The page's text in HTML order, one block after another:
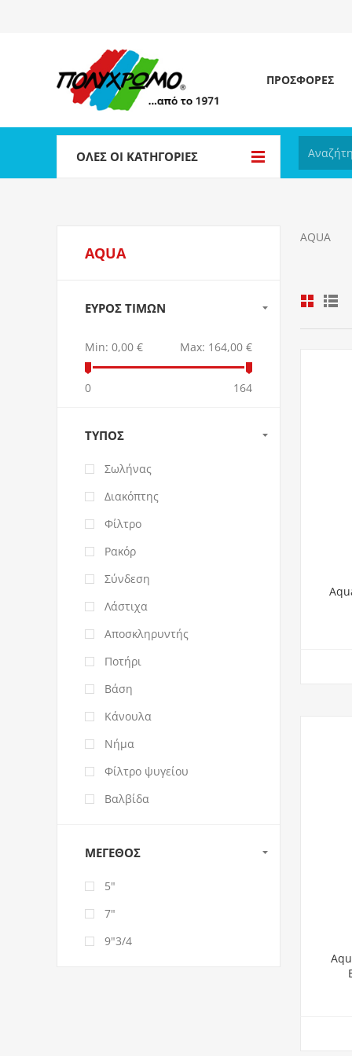
ΠΡΟΣΦΟΡΕΣ
ΌΛΕΣ ΟΙ ΚΑΤΗΓΟΡΊΕΣ
AQUA
AQUA
ΕΎΡΟΣ ΤΙΜΏΝ
Min: 0,00 € Max: 164,00 €
0 164
ΤΎΠΟΣ
Σωλήνας
Διακόπτης
Φίλτρο
Ρακόρ
Σύνδεση
Λάστιχα
Αποσκληρυντής
Ποτήρι
Βάση
Κάνουλα
Νήμα
Φίλτρο ψυγείου
Βαλβίδα
ΜΈΓΕΘΟΣ
5"
7"
9"3/4